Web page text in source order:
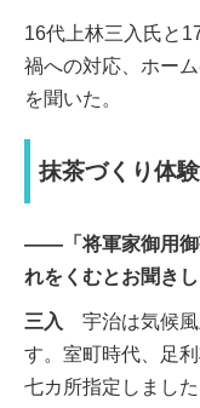
16代上林三入氏と
禍への対応、ホー
を聞いた。
抹茶づくり体
――「将軍家御用御
れをくむとお聞き
三入
宇治は気候風
す。室町時代、足
七カ所指定しまし